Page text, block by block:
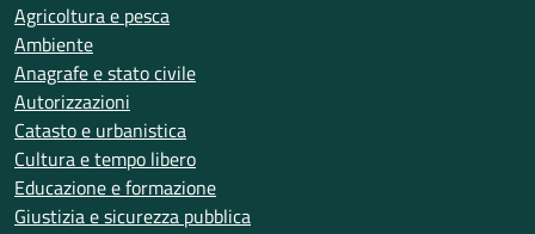
Agricoltura e pesca
Ambiente
Anagrafe e stato civile
Autorizzazioni
Catasto e urbanistica
Cultura e tempo libero
Educazione e formazione
Giustizia e sicurezza pubblica